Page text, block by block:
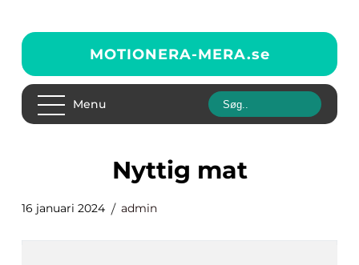
MOTIONERA-MERA.se
Menu
nyttig mat
16 januari 2024 admin